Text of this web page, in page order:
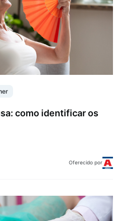
como identificar os
Oferecido por